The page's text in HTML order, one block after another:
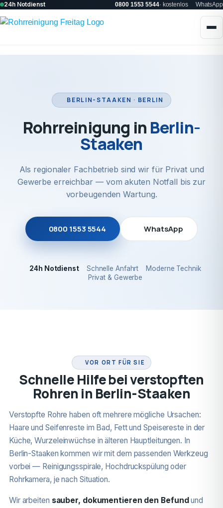
24h Notdienst 0800 1553 5544· kostenlos WhatsApp
BERLIN-STAAKEN · BERLIN
Rohrreinigung in Berlin-
Staaken
Als regionaler Fachbetrieb sind wir für Privat und
Gewerbe erreichbar — vom akuten Notfall bis zur
vorbeugenden Wartung.
0800 1553 5544 WhatsApp
24h Notdienst Schnelle Anfahrt
Moderne Technik
Privat & Gewerbe
VOR ORT FÜR SIE
Schnelle Hilfe bei verstopften
Rohren in Berlin-Staaken
Verstopfte Rohre haben oft mehrere mögliche Ursachen:
Haare und Seifenreste im Bad, Fett und Speisereste in der
Küche, Wurzeleinwüchse in älteren Hauptleitungen. In
Berlin-Staaken kommen wir mit dem passenden Werkzeug
vorbei — Reinigungsspirale, Hochdruckspülung oder
Rohrkamera, je nach Situation.
Wir arbeiten sauber, dokumentieren den Befundund